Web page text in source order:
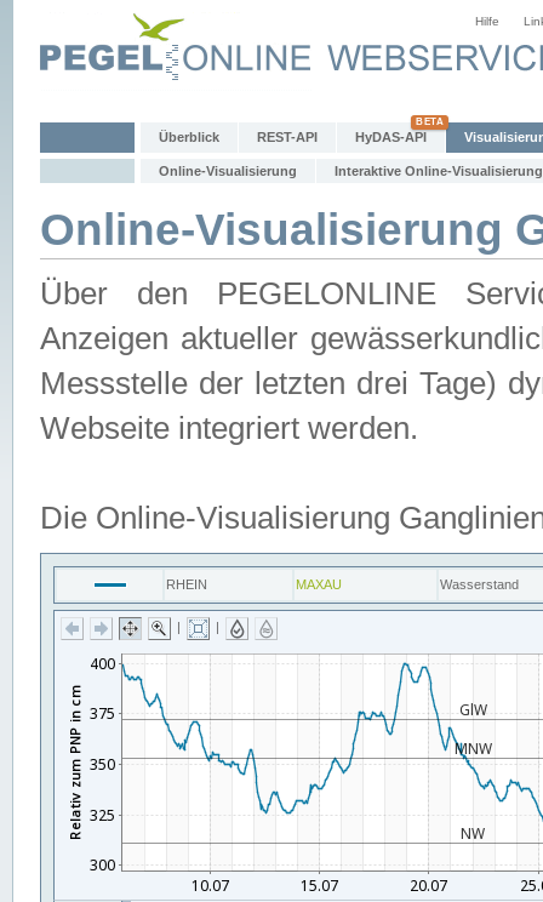
Hilfe
Überblick REST-API HyDAS-API
Online-Visualisierung Interaktive Online-Visualisierung
Online-Visualisierung
Über den PEGELONLINE
Anzeigen aktueller
Messstelle der letzten drei Tage)
Webseite integriert werden.
Die Online-Visualisierung